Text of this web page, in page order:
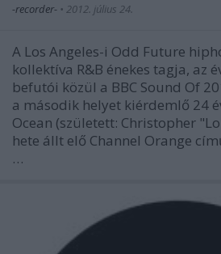
-recorder- • 2012. július 24.
A Los Angeles-i Odd Future
kollektíva R&B énekes tagja, az
befutói közül a BBC Sound Of
a második helyet kiérdemlő 24
Ocean (született: Christopher
hete állt elő Channel Orange
…